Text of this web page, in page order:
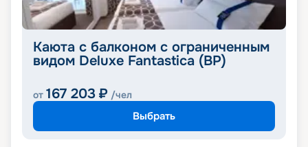
Каюта с балконом с ограниченным
видом Deluxe Fantastica (BP)
от 167 203 ₽ /чел
Выбрать